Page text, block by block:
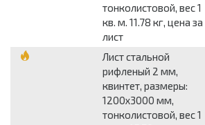
тонколистовой, вес 1
кв. м. 11.78 кг, цена за
лист
Лист стальной
рифленый 2 мм,
квинтет, размеры:
1200x3000 мм,
тонколистовой, вес 1